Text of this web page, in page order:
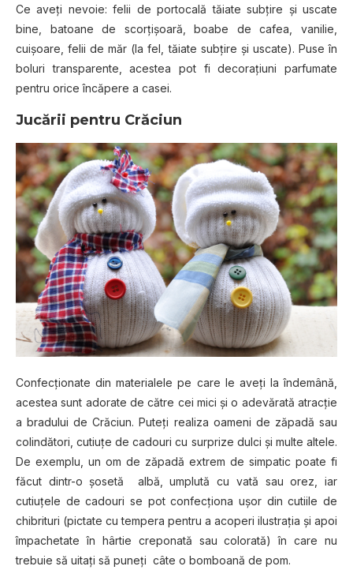
Ce aveţi nevoie: felii de portocală tăiate subţire şi uscate
bine, batoane de scorţişoară, boabe de cafea, vanilie,
cuişoare, felii de măr (la fel, tăiate subţire şi uscate). Puse în
boluri transparente, acestea pot fi decoraţiuni parfumate
pentru orice încăpere a casei.
Jucării pentru Crăciun
Confecţionate din materialele pe care le aveţi la îndemână,
acestea sunt adorate de către cei mici şi o adevărată atracţie
a bradului de Crăciun. Puteţi realiza oameni de zăpadă sau
colindători, cutiuţe de cadouri cu surprize dulci şi multe altele.
De exemplu, un om de zăpadă extrem de simpatic poate fi
făcut dintr-o şosetă albă, umplută cu vată sau orez, iar
cutiuţele de cadouri se pot confecţiona uşor din cutiile de
chibrituri (pictate cu tempera pentru a acoperi ilustraţia şi apoi
împachetate în hârtie creponată sau colorată) în care nu
trebuie să uitaţi să puneţi câte o bomboană de pom.